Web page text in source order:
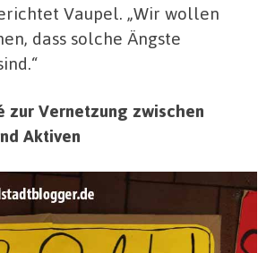
Vaupel. „Wir wollen
dass solche Ängste
zur Vernetzung zwischen
Aktiven